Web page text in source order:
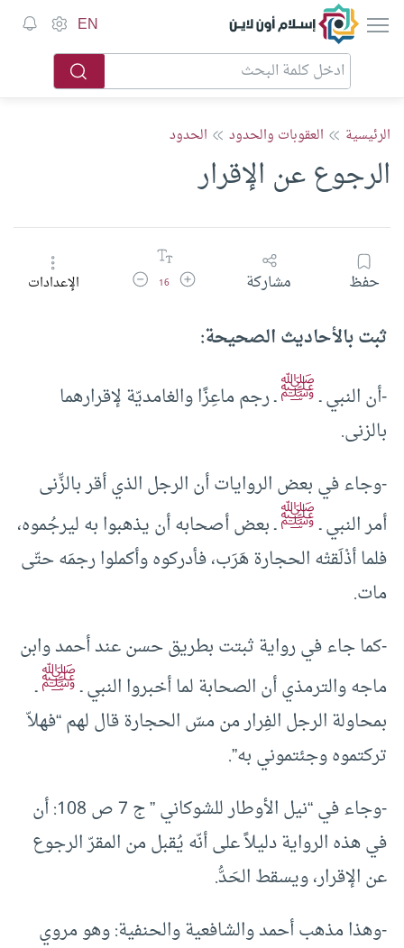
إسلام أون لاين EN
الرئيسية العقوبات والحدود الحدود
الرجوع عن الإقرار
حفظ مشاركة زيادة حجم الخط
16 تقليل حجم الخطالإعدادات
ثبت بالأحاديث الصحيحة:
-أن النبي ـﷺـ رجم ماعِزًا والغامديّة لإقرارهما
بالزنى.
-وجاء في بعض الروايات أن الرجل الذي أقر بالزِّنى
أمر النبي ـﷺـ بعض أصحابه أن يذهبوا به ليرجُموه،
فلما أذْلَقتْه الحجارة هَرَب، فأدركوه وأكملوا رجمَه حتّى
مات.
-كما جاء في رواية ثبتت بطريق حسن عند أحمد وابن
ماجه والترمذي أن الصحابة لما أخبروا النبي ـﷺـ
بمحاولة الرجل الفِرار من مسّ الحجارة قال لهم “فهلاّ
تركتموه وجئتموني به”.
-وجاء في “نيل الأوطار للشوكاني ” ج 7 ص 108: أن
في هذه الرواية دليلاً على أنّه يُقبل من المقرّ الرجوع
عن الإقرار، ويسقط الحَدُّ.
-وهذا مذهب أحمد والشافعية والحنفية: وهو مروي